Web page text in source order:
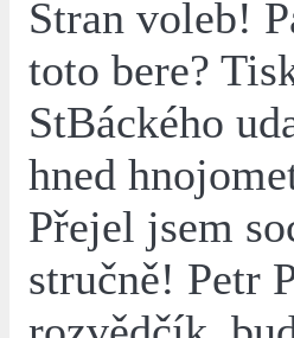
Stran voleb!
toto bere?
StBáckého
hned
Přejel jsem
stručně! Petr